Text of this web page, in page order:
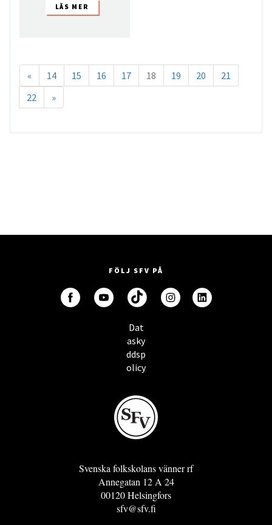
« 14 15 16 17 18 19 20
21
22
»
FÖLJ SFV PÅ
Dat
asky
ddsp
olicy
Svenska folkskolans vänner rf
Annegatan 12 A 24
00120 Helsingfors
sfv@sfv.fi